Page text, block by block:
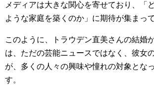
メディアは大きな関心を寄せており、「
ような家庭を築くのか」に期待が集まっ
このように、トラウデン直美さんの結婚
は、ただの芸能ニュースではなく、彼女
が、多くの人々の興味や憧れの対象とな
す。